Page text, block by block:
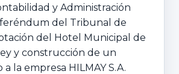
y Administración
del Tribunal de
del Hotel Municipal de
y construcción de un
la empresa HILMAY S.A.